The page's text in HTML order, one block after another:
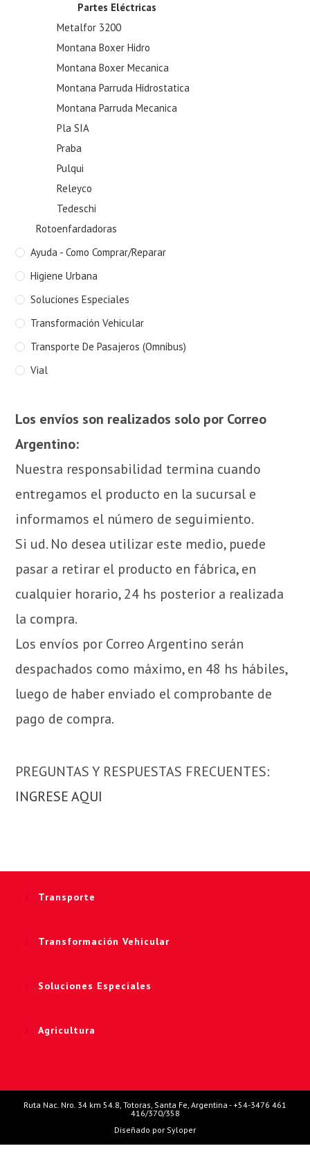
Partes Eléctricas
Metalfor 3200
Montana Boxer Hidro
Montana Boxer Mecanica
Montana Parruda Hidrostatica
Montana Parruda Mecanica
Pla SIA
Praba
Pulqui
Releyco
Tedeschi
Rotoenfardadoras
Ayuda - Como Comprar/Reparar
Higiene Urbana
Soluciones Especiales
Transformación Vehicular
Transporte De Pasajeros (Omnibus)
Vial
Los envíos son realizados solo por Correo
Argentino:
Nuestra responsabilidad termina cuando
entregamos el producto en la sucursal e
informamos el número de seguimiento.
Si ud. No desea utilizar este medio, puede
pasar a retirar el producto en fábrica, en
cualquier horario, 24 hs posterior a realizada
la compra.
Los envíos por Correo Argentino serán
despachados como máximo, en 48 hs hábiles,
luego de haber enviado el comprobante de
pago de compra.
PREGUNTAS Y RESPUESTAS FRECUENTES:
INGRESE AQUI
Transporte
Transformación Vehicular
Soluciones Especiales
Agricultura
Ruta Nac. Nro. 34 km 54.8, Totoras, Santa Fe, Argentina - +54-3476 461
416/370/358
Diseñado por Syloper